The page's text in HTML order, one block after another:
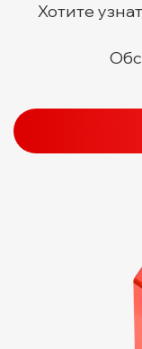
Хотите